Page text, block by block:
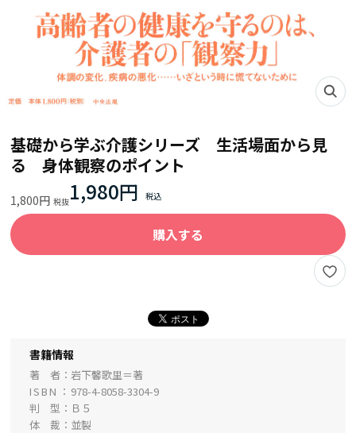
基礎から学ぶ介護シリーズ 生活場面から見
る 身体観察のポイント
1,800円 1,980円
購入する
書籍情報
著 者
岩下馨歌里＝著
ISBN
978-4-8058-3304-9
判 型
Ｂ５
体 裁
並製